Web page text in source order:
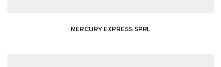
MERCURY EXPRESS SPRL